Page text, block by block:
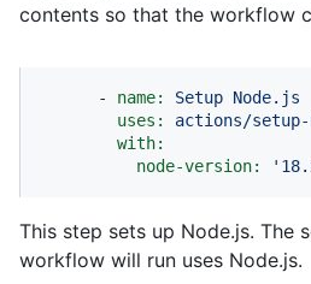
contents so that the workflow
- name: Setup Node.js
uses:
actions/setup-
with:
node-version:
This step sets up Node.js. The
workflow will run uses Node.js.